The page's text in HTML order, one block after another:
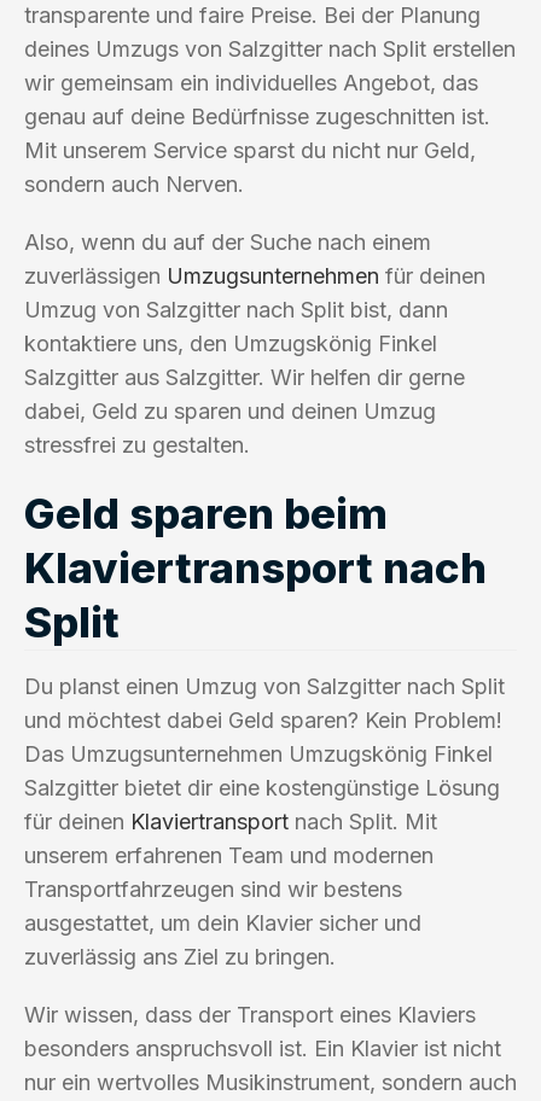
transparente und faire Preise. Bei der Planung
deines Umzugs von Salzgitter nach Split erstellen
wir gemeinsam ein individuelles Angebot, das
genau auf deine Bedürfnisse zugeschnitten ist.
Mit unserem Service sparst du nicht nur Geld,
sondern auch Nerven.
Also, wenn du auf der Suche nach einem
zuverlässigen Umzugsunternehmen für deinen
Umzug von Salzgitter nach Split bist, dann
kontaktiere uns, den Umzugskönig Finkel
Salzgitter aus Salzgitter. Wir helfen dir gerne
dabei, Geld zu sparen und deinen Umzug
stressfrei zu gestalten.
Geld sparen beim
Klaviertransport nach
Split
Du planst einen Umzug von Salzgitter nach Split
und möchtest dabei Geld sparen? Kein Problem!
Das Umzugsunternehmen Umzugskönig Finkel
Salzgitter bietet dir eine kostengünstige Lösung
für deinen Klaviertransport nach Split. Mit
unserem erfahrenen Team und modernen
Transportfahrzeugen sind wir bestens
ausgestattet, um dein Klavier sicher und
zuverlässig ans Ziel zu bringen.
Wir wissen, dass der Transport eines Klaviers
besonders anspruchsvoll ist. Ein Klavier ist nicht
nur ein wertvolles Musikinstrument, sondern auch